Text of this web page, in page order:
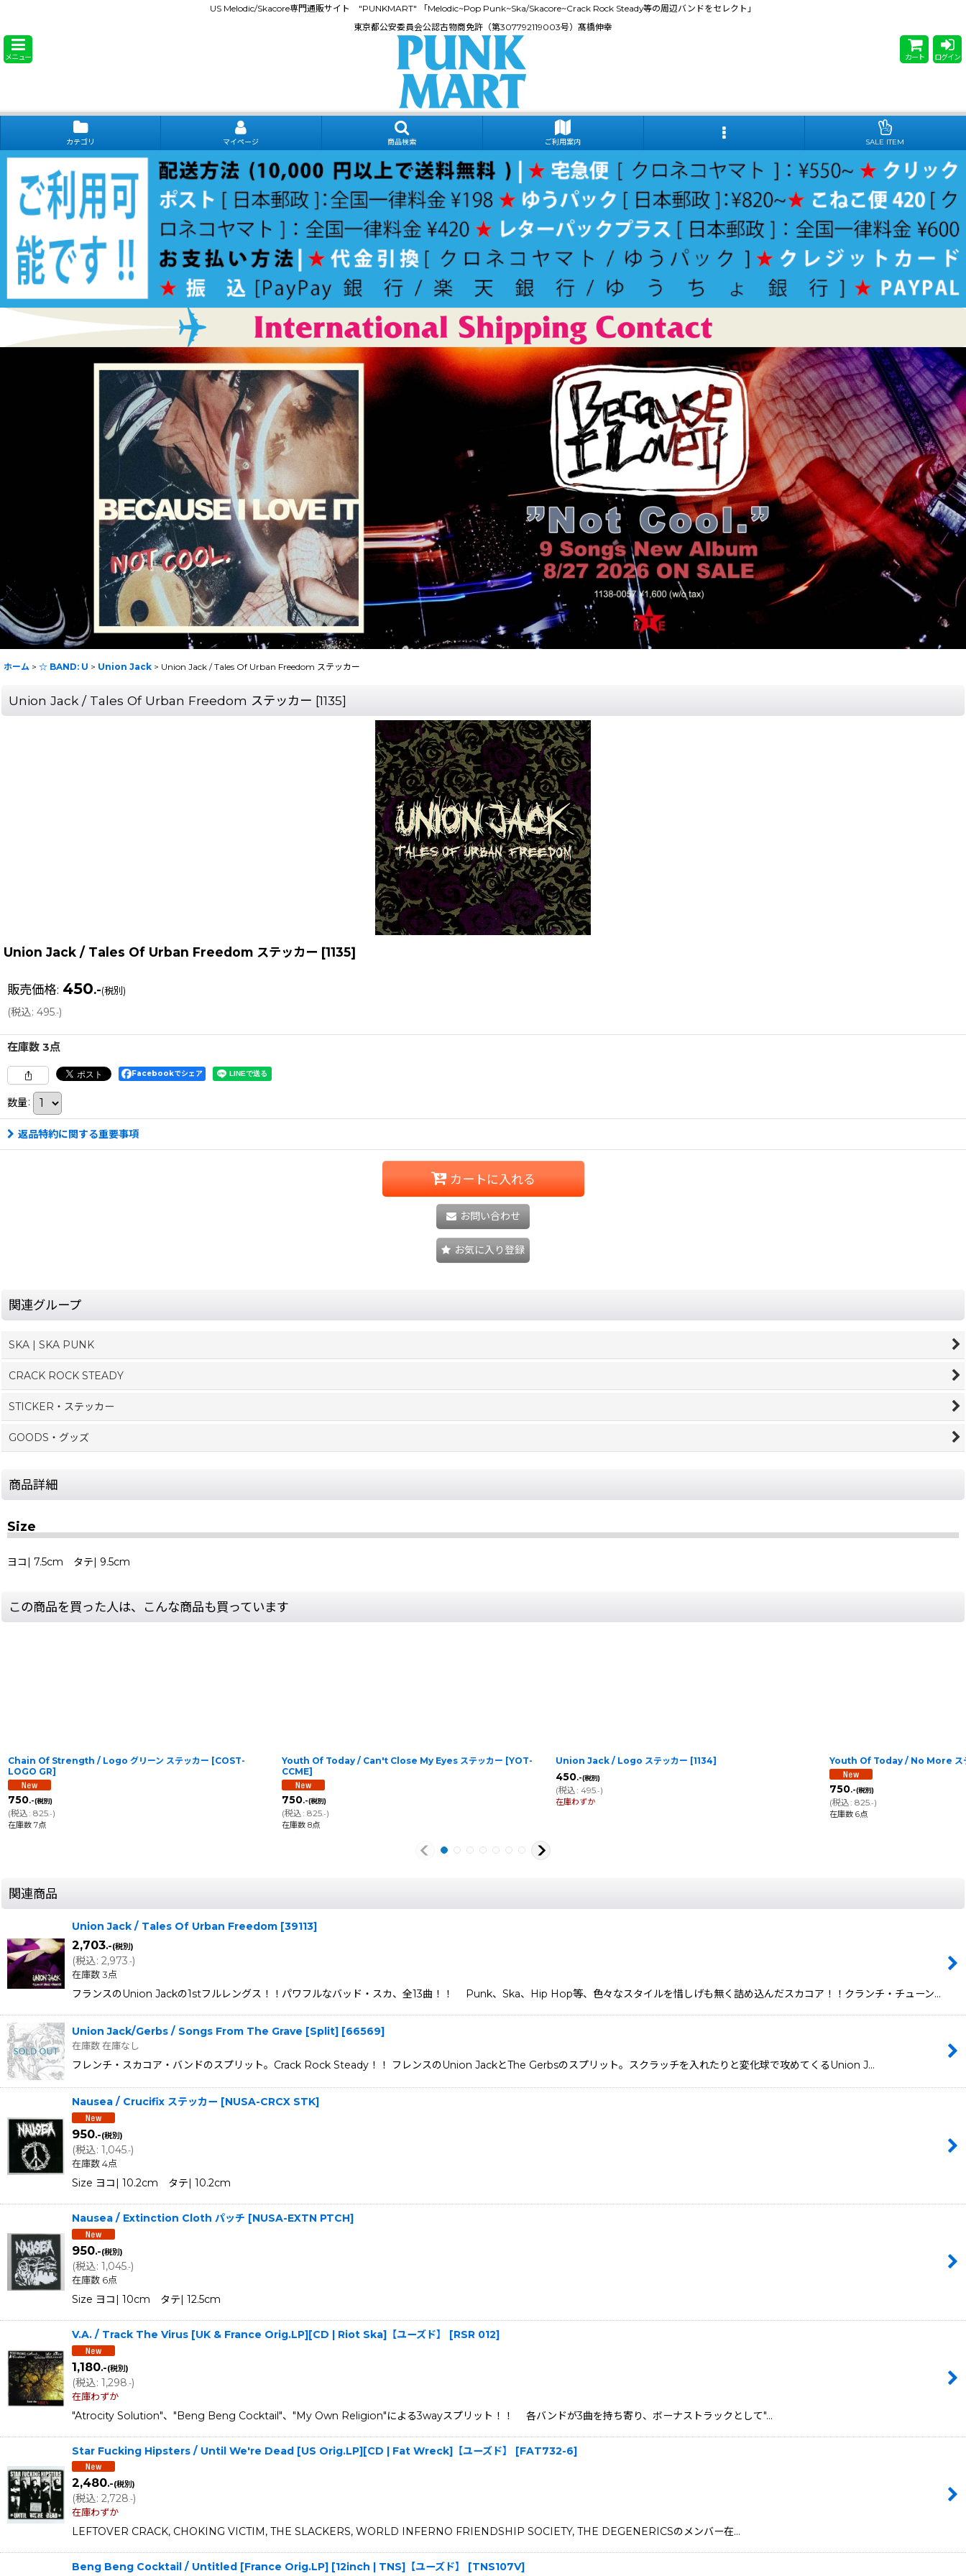
US Melodic/Skacore専門通販サイト "PUNKMART" 「Melodic~Pop Punk~Ska/Skacore~Crack Rock Steady等の周辺バンドをセレクト」
東京都公安委員会公認古物商免許（第307792119003号）髙橋伸幸
メニュー カート ログイン
カテゴリ マイページ 商品検索 ご利用案内 SALE ITEM
ホーム > ☆ BAND: U > Union Jack > Union Jack / Tales Of Urban Freedom ステッカー
Union Jack / Tales Of Urban Freedom ステッカー [1135]
Union Jack / Tales Of Urban Freedom ステッカー [1135]
販売価格: 450.-(税別)
(税込: 495.-)
在庫数 3点
Facebookでシェア
数量:
返品特約に関する重要事項
カートに入れる
お問い合わせ
お気に入り登録
関連グループ
SKA | SKA PUNK
CRACK ROCK STEADY
STICKER・ステッカー
GOODS・グッズ
商品詳細
Size
ヨコ| 7.5cm タテ| 9.5cm
この商品を買った人は、こんな商品も買っています
Chain Of Strength / Logo グリーン ステッカー [COST-
LOGO GR]
750.-(税別)
(税込: 825.-)
在庫数 7点
Youth Of Today / Can't Close My Eyes ステッカー [YOT-
CCME]
750.-(税別)
(税込: 825.-)
在庫数 8点
Union Jack / Logo ステッカー [1134]
450.-(税別)
(税込: 495.-)
在庫わずか
Youth Of Today / No More ス
750.-(税別)
(税込: 825.-)
在庫数 6点
関連商品
Union Jack / Tales Of Urban Freedom [39113]
2,703.-(税別)
(税込: 2,973.-)
在庫数 3点
フランスのUnion Jackの1stフルレングス！！パワフルなバッド・スカ、全13曲！！ Punk、Ska、Hip Hop等、色々なスタイルを惜しげも無く詰め込んだスカコア！！クランチ・チューン…
Union Jack/Gerbs / Songs From The Grave [Split] [66569]
在庫数 在庫なし
フレンチ・スカコア・バンドのスプリット。Crack Rock Steady！！ フレンスのUnion JackとThe Gerbsのスプリット。スクラッチを入れたりと変化球で攻めてくるUnion J…
Nausea / Crucifix ステッカー [NUSA-CRCX STK]
950.-(税別)
(税込: 1,045.-)
在庫数 4点
Size ヨコ| 10.2cm タテ| 10.2cm
Nausea / Extinction Cloth パッチ [NUSA-EXTN PTCH]
950.-(税別)
(税込: 1,045.-)
在庫数 6点
Size ヨコ| 10cm タテ| 12.5cm
V.A. / Track The Virus [UK & France Orig.LP][CD | Riot Ska]【ユーズド】 [RSR 012]
1,180.-(税別)
(税込: 1,298 .-)
在庫わずか
"Atrocity Solution"、"Beng Beng Cocktail"、"My Own Religion"による3wayスプリット！！ 各バンドが3曲を持ち寄り、ボーナストラックとして"…
Star Fucking Hipsters / Until We're Dead [US Orig.LP][CD | Fat Wreck]【ユーズド】 [FAT732-6]
2,480.-(税別)
(税込: 2,728.-)
在庫わずか
LEFTOVER CRACK, CHOKING VICTIM, THE SLACKERS, WORLD INFERNO FRIENDSHIP SOCIETY, THE DEGENERICSのメンバー在…
Beng Beng Cocktail / Untitled [France Orig.LP] [12inch | TNS]【ユーズド】 [TNS107V]